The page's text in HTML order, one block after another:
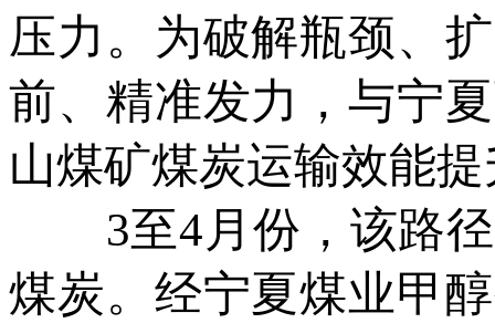
压力。为破解瓶颈、
前、精准发力，与宁
山煤矿煤炭运输效能
3至4月份，该路径
煤炭。经宁夏煤业甲